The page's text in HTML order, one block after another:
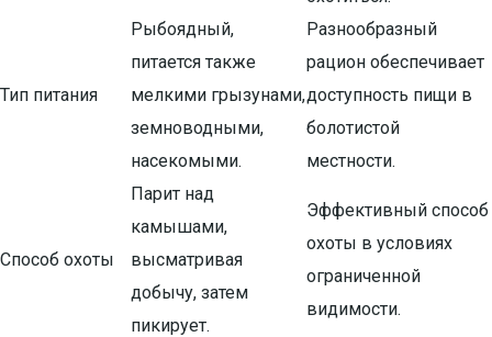
Тип питания
Рыбоядный,
питается также
мелкими грызунами,
земноводными,
насекомыми.
Разнообразный
рацион обеспечивает
доступность пищи в
болотистой
местности.
Способ охоты
Парит над
камышами,
высматривая
добычу, затем
пикирует.
Эффективный способ
охоты в условиях
ограниченной
видимости.